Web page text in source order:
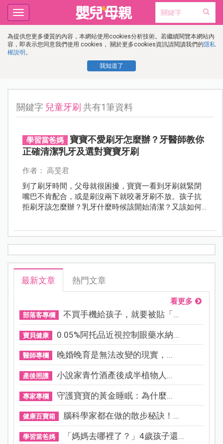
為提供您更多優質的內容，本網站使用cookies分析技術。若繼續閱覽本網站內
容，即表示您同意我們使用 cookies， 關於更多cookies資訊請閱讀我們的隱私
權說明 。
我知道了
Toggle
navigation
關鍵字 兒童牙刷 共有1筆資料
學習當爸媽
寶寶不愛刷牙怎麼辦？牙醫師教你
正確清潔乳牙及選對寶寶牙刷
作者： 高旻君
到了刷牙時間，父母就很困擾，寶寶一看到牙刷就緊閉
嘴巴不肯配合，或是刷沒兩下就咬著牙刷不放。孩子抗
拒刷牙該怎麼辦？乳牙什麼時候該開始清潔？又該如何
最新文章 熱門文章
看更多
部落客專欄 不買手機給孩子，就要被貼「...
寶貝健康 0.05%阿托品近視控制眼藥水納...
醫師專欄 晚婚晚育是無法改變的現實，...
產後照護 小說家青竹酒產後成半植物人...
專家專欄 守護寶寶的黃金睡眠：為什麼...
健康百寶箱 腦科學家都在做的散步秘訣！...
學習當爸媽 「媽媽去哪裡了？」4歲孩子還...